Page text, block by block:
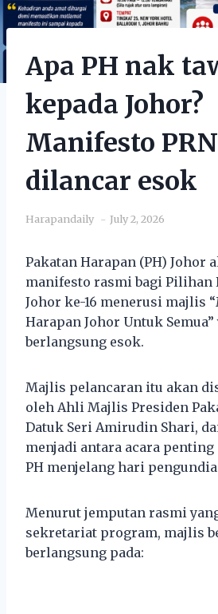
Apa PH nak
kepada Johor?
Manifesto
dilancar esok
Harapandaily July 2, 2026
Pakatan Harapan (PH) Johor
manifesto rasmi bagi Pilihan
Johor ke-16 menerusi majlis
Harapan Johor Untuk
berlangsung esok.
Majlis pelancaran itu akan
oleh Ahli Majlis Presiden
Datuk Seri Amirudin Shari,
menjadi antara acara
PH menjelang hari
Menurut jemputan rasmi
sekretariat program, majlis
berlangsung pada: